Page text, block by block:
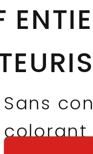
Sans
colorant